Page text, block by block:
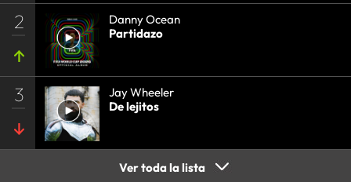
2
Danny Ocean
Partidazo
3
Jay Wheeler
De lejitos
Ver toda la lista